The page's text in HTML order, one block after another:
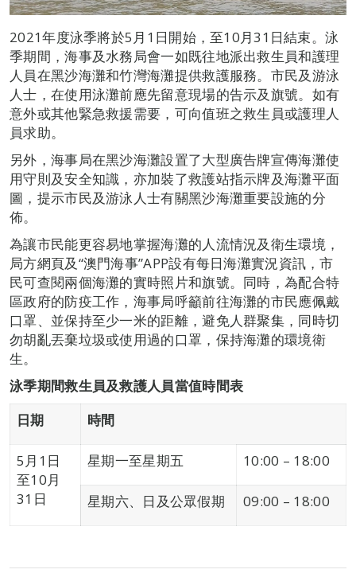
2021年度泳季將於5月1日開始，至10月31日結束。泳
季期間，海事及水務局會一如既往地派出救生員和護理
人員在黑沙海灘和竹灣海灘提供救護服務。市民及游泳
人士，在使用泳灘前應先留意現場的告示及旗號。如有
意外或其他緊急救援需要，可向值班之救生員或護理人
員求助。
另外，海事局在黑沙海灘設置了大型廣告牌宣傳海灘使
用守則及安全知識，亦加裝了救護站指示牌及海灘平面
圖，提示市民及游泳人士有關黑沙海灘重要設施的分
佈。
為讓市民能更容易地掌握海灘的人流情況及衛生環境，
局方網頁及“澳門海事”APP設有每日海灘實況資訊，市
民可查閱兩個海灘的實時照片和旗號。同時，為配合特
區政府的防疫工作，海事局呼籲前往海灘的市民應佩戴
口罩、並保持至少一米的距離，避免人群聚集，同時切
勿胡亂丟棄垃圾或使用過的口罩，保持海灘的環境衛
生。
泳季期間救生員及救護人員當值時間表
日期
時間
5月1日
至10月
31日
星期一至星期五 10:00 – 18:00
星期六、日及公眾假期 09:00 – 18:00